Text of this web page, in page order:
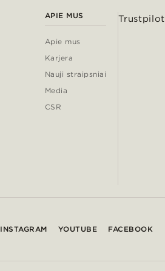
APIE MUS
Apie mus
Karjera
Nauji straipsniai
Media
CSR
Trustpilot
INSTAGRAM YOUTUBE FACEBOOK